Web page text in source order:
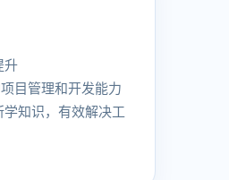
升
目管理和开发能力
知识，有效解决工